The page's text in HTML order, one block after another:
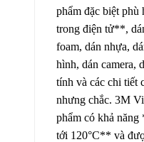
phẩm đặc biệt
trong điện tử**,
foam, dán nhựa,
hình, dán camera,
tính và các chi tiết
nhưng chắc. 3M
phẩm có khả
tới 120°C** và